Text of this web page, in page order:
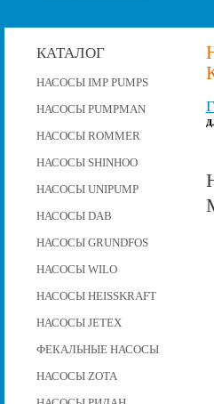
КАТАЛОГ
НАСОСЫ IMP PUMPS
НАСОСЫ PUMPMAN
НАСОСЫ ROMMER
НАСОСЫ SHINHOO
НАСОСЫ UNIPUMP
НАСОСЫ DAB
НАСОСЫ GRUNDFOS
НАСОСЫ WILO
НАСОСЫ HEISSKRAFT
НАСОСЫ JETEX
ФЕКАЛЬНЫЕ НАСОСЫ
НАСОСЫ ZOTA